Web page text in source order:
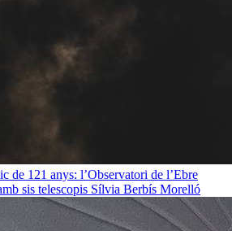
de 121 anys: l’Observatori de l’Ebre
sis telescopis Sílvia Berbís Morelló